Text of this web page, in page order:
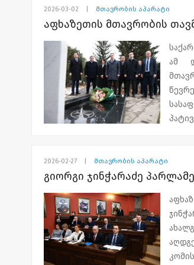
27
2026-03-02 მთავრობის აპარატი
აფხაზეთის მთავრობის
ამ
27
2026-02-27| მთავრობის აპარატი
გიორგი ჯინჭარაძე